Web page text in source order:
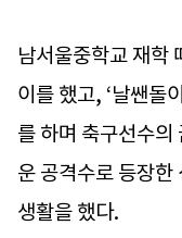
남서울중학교 재학
이를 했고, ‘날쌘돌
를 하며 축구선수의
운 공격수로 등장한
생활을 했다.